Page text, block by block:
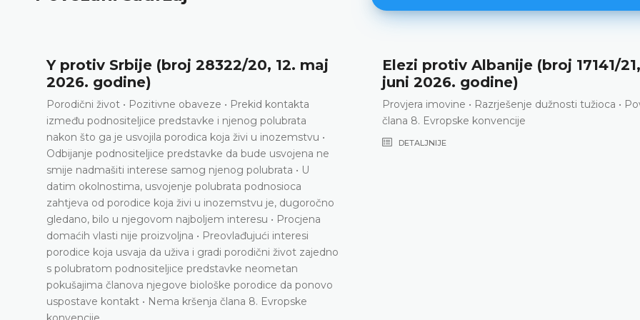
(broj 28322/20, 12. maj
Pozitivne obaveze • Prekid kontakta
predstavke i njenog polubrata
porodica koja živi u inozemstvu •
predstavke da bude usvojena ne
samog njenog polubrata • U
usvojenje polubrata podnosioca
koja živi u inozemstvu je, dugoročno
najboljem interesu • Procjena
proizvoljna • Preovlađujući interesi
da uživa i gradi porodični život zajedno
predstavke neometan
njegove biološke porodice da ponovo
• Nema kršenja člana 8. Evropske
Elezi protiv Albanije (broj 17141/21, 23.
juni 2026. godine)
Provjera imovine • Razrješenje dužnosti tužioca • Povreda
člana 8. Evropske konvencije
DETALJNIJE